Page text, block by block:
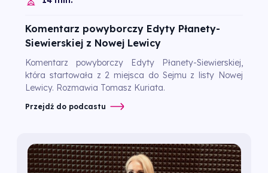
Komentarz powyborczy Edyty Płanety-
Siewierskiej z Nowej Lewicy
Komentarz powyborczy Edyty Płanety-Siewierskiej,
która startowała z 2 miejsca do Sejmu z listy Nowej
Lewicy. Rozmawia Tomasz Kuriata.
Przejdź do podcastu